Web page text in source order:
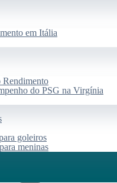
em Itália
do PSG na Virgínia
goleiros
meninas